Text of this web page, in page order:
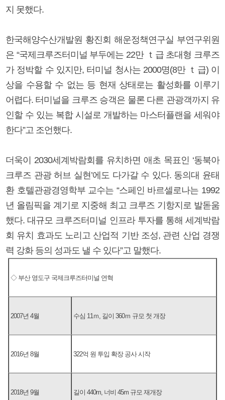
지 못했다.
한국해양수산개발원 황진회 해운정책연구실 부연구위원
은 “국제크루즈터미널 부두에는 22만 ｔ급 초대형 크루즈
가 정박할 수 있지만, 터미널 청사는 2000명(8만 ｔ급) 이
상을 수용할 수 없는 등 현재 상태로는 활성화를 이루기
어렵다. 터미널을 크루즈 승객은 물론 다른 관광객까지 유
인할 수 있는 복합 시설로 개발하는 마스터플랜을 세워야
한다”고 조언했다.
더욱이 2030세계박람회를 유치하면 애초 목표인 ‘동북아
크루즈 관광 허브 실현’에도 다가갈 수 있다. 동의대 윤태
환 호텔관광경영학부 교수는 “스페인 바르셀로나는 1992
년 올림픽을 계기로 지중해 최고 크루즈 기항지로 발돋움
했다. 대규모 크루즈터미널 인프라 투자를 통해 세계박람
회 유치 효과도 노리고 산업적 기반 조성, 관련 산업 경쟁
력 강화 등의 성과도 낼 수 있다”고 말했다.
◇ 부산 영도구 국제크루즈터미널 연혁
2007년 4월 수심 11ｍ, 길이 360ｍ 규모 첫 개장
2016년 8월 322억 원 투입 확장 공사 시작
2018년 9월 길이 440m, 너비 45m 규모 재개장